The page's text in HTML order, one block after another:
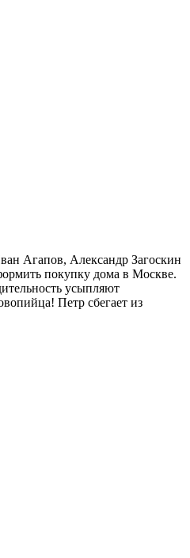
Агапов, Александр Загоскин
покупку дома в Москве.
усыпляют
Петр сбегает из